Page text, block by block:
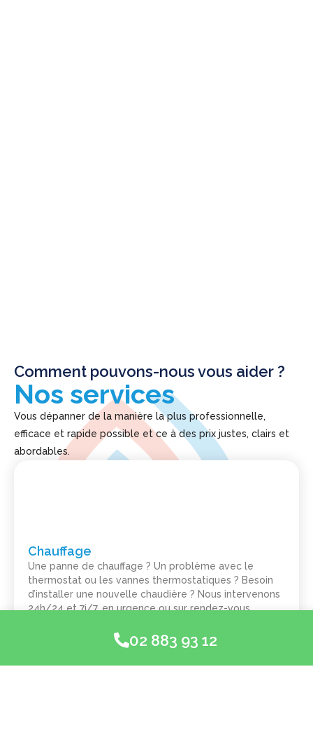
02 883 93 12
Comment pouvons-nous vous aider ?
Nos services
Vous dépanner de la manière la plus professionnelle,
efficace et rapide possible et ce à des prix justes, clairs et
abordables.
Chauffage
Une panne de chauffage ? Un problème avec le
thermostat ou les vannes thermostatiques ? Besoin
d’installer une nouvelle chaudière ? Nous intervenons
24h/24 et 7j/7, en urgence ou sur rendez-vous.